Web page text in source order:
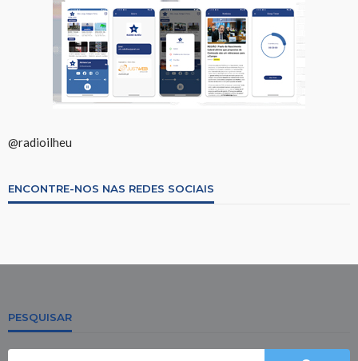
@radioilheu
ENCONTRE-NOS NAS REDES SOCIAIS
PESQUISAR